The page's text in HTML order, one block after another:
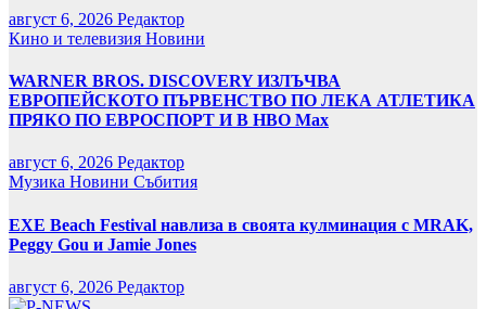
август 6, 2026 Редактор
Кино и телевизия Новини
WARNER BROS. DISCOVERY ИЗЛЪЧВА
ЕВРОПЕЙСКОТО ПЪРВЕНСТВО ПО ЛЕКА АТЛЕТИКА
ПРЯКО ПО ЕВРОСПОРТ И В НВО Мах
август 6, 2026 Редактор
Музика Новини Събития
EXE Beach Festival навлиза в своята кулминация с MRAK,
Peggy Gou и Jamie Jones
август 6, 2026 Редактор